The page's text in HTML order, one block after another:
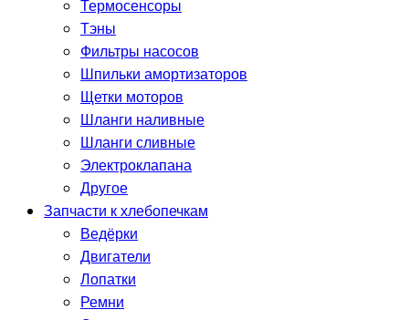
Термосенсоры
Тэны
Фильтры насосов
Шпильки амортизаторов
Щетки моторов
Шланги наливные
Шланги сливные
Электроклапана
Другое
Запчасти к хлебопечкам
Ведёрки
Двигатели
Лопатки
Ремни